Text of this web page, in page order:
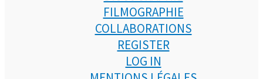
FILMOGRAPHIE
COLLABORATIONS
REGISTER
LOG IN